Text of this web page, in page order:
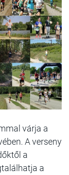
várja a
A verseny
a
a